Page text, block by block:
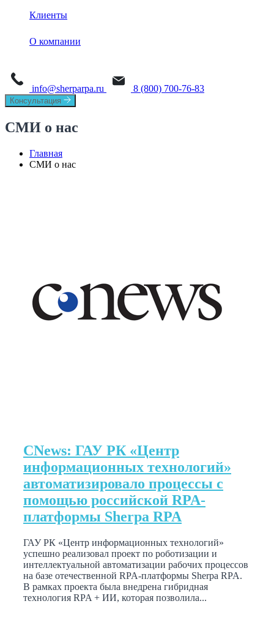
Task Mining
Обучение
Клиенты
О компании
СМИ о нас
Мероприятия
info@sherparpa.ru 8 (800) 700-76-83
Консультация
СМИ о нас
Главная
СМИ о нас
CNews: ГАУ РК «Центр
информационных технологий»
автоматизировало процессы с
помощью российской RPA-
платформы Sherpa RPA
ГАУ РК «Центр информационных технологий»
успешно реализовал проект по роботизации и
интеллектуальной автоматизации рабочих процессов
на базе отечественной RPA-платформы Sherpa RPA.
В рамках проекта была внедрена гибридная
технология RPA + ИИ, которая позволила...